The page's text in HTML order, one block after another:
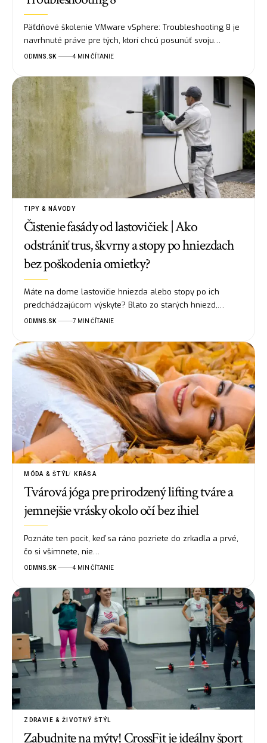
Päťdňové školenie VMware vSphere: Troubleshooting 8 je
navrhnuté práve pre tých, ktorí chcú posunúť svoju…
OD MNS.SK 4 MIN ČÍTANIE
TIPY & NÁVODY
Čistenie fasády od lastovičiek | Ako
odstrániť trus, škvrny a stopy po hniezdach
bez poškodenia omietky?
Máte na dome lastovičie hniezda alebo stopy po ich
predchádzajúcom výskyte? Blato zo starých hniezd,…
OD MNS.SK 7 MIN ČÍTANIE
MÓDA & ŠTÝL KRÁSA
Tvárová jóga pre prirodzený lifting tváre a
jemnejšie vrásky okolo očí bez ihiel
Poznáte ten pocit, keď sa ráno pozriete do zrkadla a prvé,
čo si všimnete, nie…
OD MNS.SK 4 MIN ČÍTANIE
ZDRAVIE & ŽIVOTNÝ ŠTÝL
Zabudnite na mýty! CrossFit je ideálny šport